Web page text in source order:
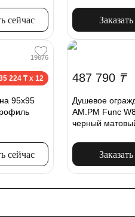
сейчас Заказать
19676
224 ₸ x 12
95x95
сейчас
487 790 ₸
Душевое
AM.PM Func
черный
Заказать